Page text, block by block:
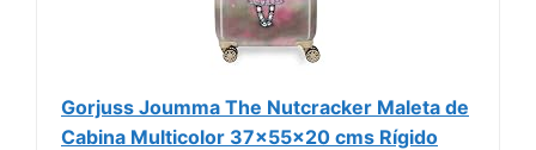
Gorjuss Joumma The Nutcracker Maleta de
Cabina Multicolor 37x55x20 cms Rígido